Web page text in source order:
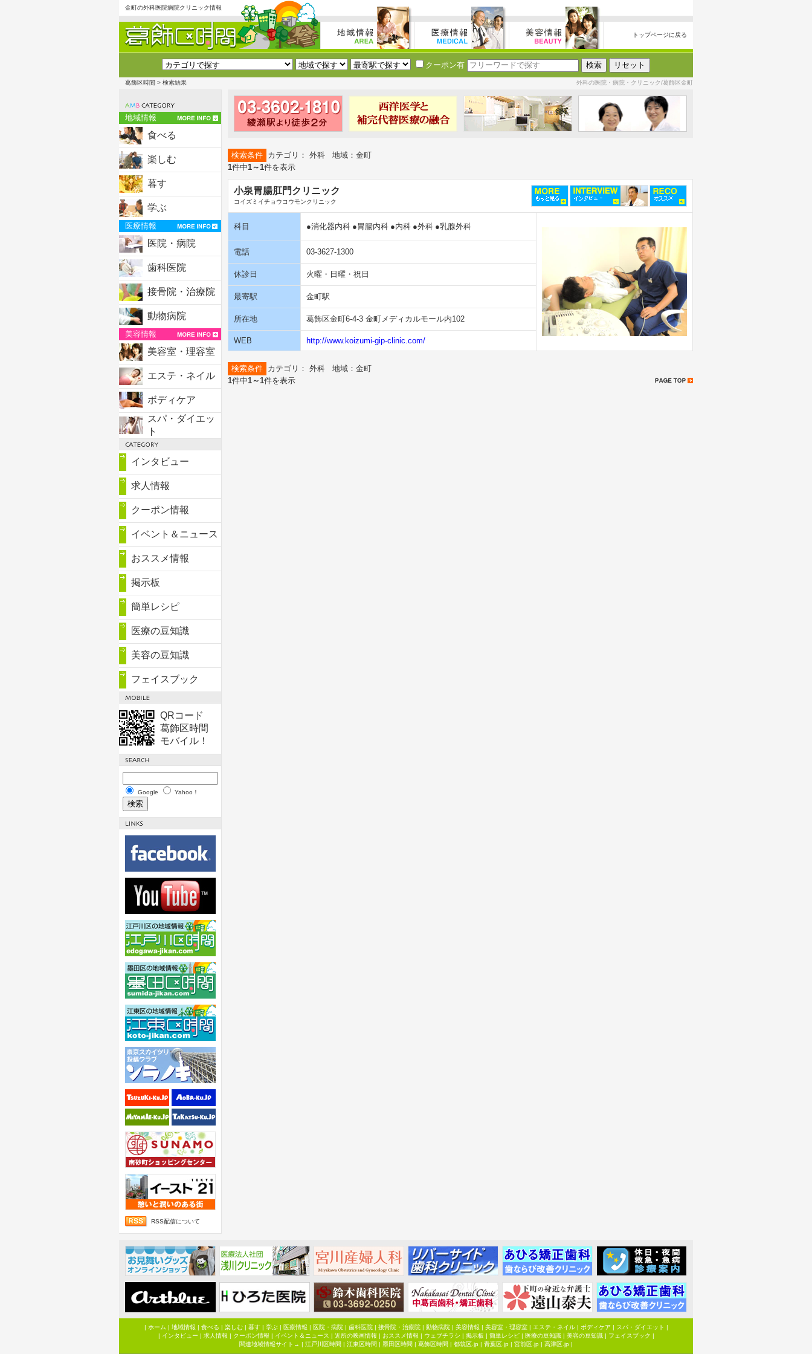
金町の外科医院病院クリニック情報
トップページに戻る
クーポン有
葛飾区時間 > 検索結果 外科の医院・病院・クリニック/葛飾区金町
地域情報
食べる
楽しむ
暮す
学ぶ
医療情報
医院・病院
歯科医院
接骨院・治療院
動物病院
美容情報
美容室・理容室
エステ・ネイル
ボディケア
スパ・ダイエッ
ト
インタビュー
求人情報
クーポン情報
イベント＆ニュース
おススメ情報
掲示板
簡単レシピ
医療の豆知識
美容の豆知識
フェイスブック
QRコード
葛飾区時間
モバイル！
Google Yahoo！
RSS配信について
検索条件 カテゴリ： 外科 地域：金町
1件中1～1件を表示
小泉胃腸肛門クリニック
コイズミイチョウコウモンクリニック
科目 ●消化器内科 ●胃腸内科 ●内科 ●外科 ●乳腺外科
電話 03-3627-1300
休診日 火曜・日曜・祝日
最寄駅 金町駅
所在地 葛飾区金町6-4-3 金町メディカルモール内102
WEB http://www.koizumi-gip-clinic.com/
検索条件 カテゴリ： 外科 地域：金町
1件中1～1件を表示
| ホーム | 地域情報 | 食べる | 楽しむ| 暮す| 学ぶ| 医療情報 | 医院・病院| 歯科医院| 接骨院・治療院| 動物病院| 美容情報 | 美容室・理容室| エステ・ネイル| ボディケア | スパ・ダイエット |
| インタビュー | 求人情報 | クーポン情報 | イベント＆ニュース | 近所の映画情報 | おススメ情報 | ウェブチラシ | 掲示板 | 簡単レシピ| 医療の豆知識| 美容の豆知識| フェイスブック |
関連地域情報サイト→ | 江戸川区時間 | 江東区時間 | 墨田区時間 | 葛飾区時間 | 都筑区.jp | 青葉区.jp | 宮前区.jp | 高津区.jp |